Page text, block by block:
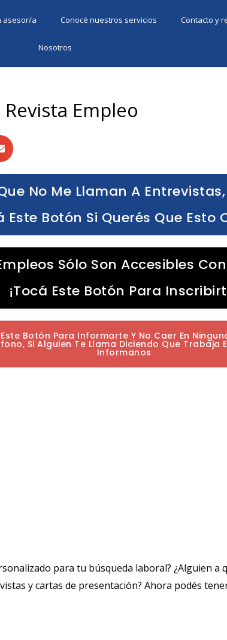
asesor/a Conocé nuestros servicios Contacto y
Nosotros
Empleo
No Me Llaman A
Este Botón Si Querés Que Esto
Sólo Son Accesibles
¡Tocá Este Botón Para
Botón Para Informarte Y No Caer En
Si Alguien Te Llama Diciendo Que Trabaja
Informanos
para tu búsqueda laboral? ¿Alguien
y cartas de presentación? Ahora podés